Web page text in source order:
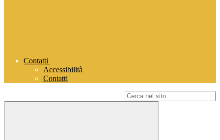
Contatti
Accessibilità
Contatti